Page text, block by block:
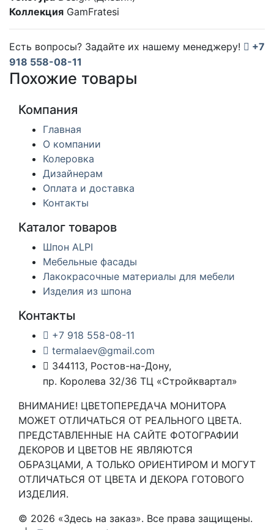
Коллекция GamFratesi
Есть вопросы? Задайте их нашему менеджеру!
+7
918 558-08-11
Похожие товары
Компания
Главная
О компании
Колеровка
Дизайнерам
Оплата и доставка
Контакты
Каталог товаров
Шпон ALPI
Мебельные фасады
Лакокрасочные материалы для мебели
Изделия из шпона
Контакты
+7 918 558-08-11
termalaev@gmail.com
344113, Ростов-на-Дону,
пр. Королева 32/36 ТЦ «Стройквартал»
ВНИМАНИЕ! ЦВЕТОПЕРЕДАЧА МОНИТОРА
МОЖЕТ ОТЛИЧАТЬСЯ ОТ РЕАЛЬНОГО ЦВЕТА.
ПРЕДСТАВЛЕННЫЕ НА САЙТЕ ФОТОГРАФИИ
ДЕКОРОВ И ЦВЕТОВ НЕ ЯВЛЯЮТСЯ
ОБРАЗЦАМИ, А ТОЛЬКО ОРИЕНТИРОМ И МОГУТ
ОТЛИЧАТЬСЯ ОТ ЦВЕТА И ДЕКОРА ГОТОВОГО
ИЗДЕЛИЯ.
© 2026 «Здесь на заказ». Все права защищены.